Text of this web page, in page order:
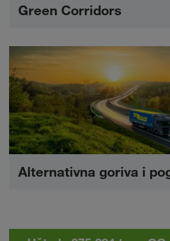
Green Corridors
Alternativna goriva i